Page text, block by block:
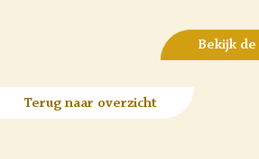
Bekijk
Terug naar overzicht